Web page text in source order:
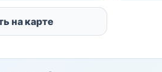
на карте